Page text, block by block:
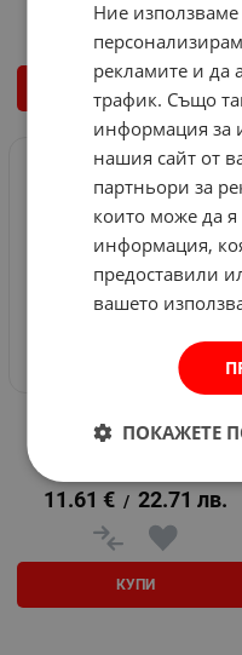
/
КУПИ
Градински регулируем
струйник Verto
11.61 € / 22.71 лв.
КУПИ
Ние използваме
рекламите и да
трафик. Също
информация за
нашия сайт от
партньори за
които може да
информация,
предоставили
вашето
ПОКАЖЕТЕ